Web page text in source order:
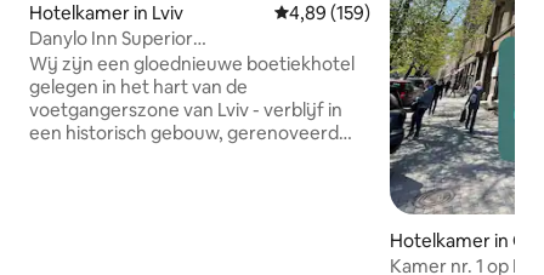
Hotelkamer in Lviv Gemiddelde beoordeling van
4,89 (159)
Danylo Inn Superior
Tweepersoonskamer
Wij zijn een gloednieuwe boetiekhotel
gelegen in het hart van de
voetgangerszone van Lviv - verblijf in
een historisch gebouw, gerenoveerd
Hotelkamer in
Kamer nr. 1 op